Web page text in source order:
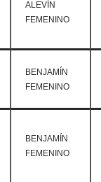
ALEVÍN
FEMENINO
BENJAMÍN
FEMENINO
BENJAMÍN
FEMENINO